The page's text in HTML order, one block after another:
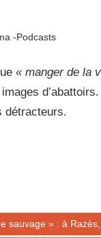
-Podcasts
« manger de la
détracteurs.
sauvage » : à